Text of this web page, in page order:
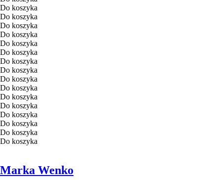
Do koszyka
Do koszyka
Do koszyka
Do koszyka
Do koszyka
Do koszyka
Do koszyka
Do koszyka
Do koszyka
Do koszyka
Do koszyka
Do koszyka
Do koszyka
Do koszyka
Do koszyka
Do koszyka
Marka Wenko